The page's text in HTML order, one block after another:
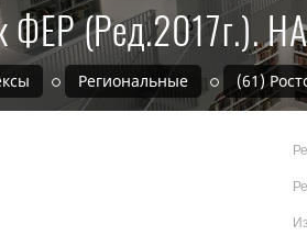
(Ред.2017г.).
Региональные (61)